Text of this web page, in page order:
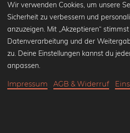
Wandbilder ab14,90 €
Wir verwenden Cookies, um unsere
Sicherheit zu verbessern und
anzuzeigen. Mit „Akzeptieren“
Datenverarbeitung und der
zu. Deine Einstellungen kannst du
anpassen.
Impressum AGB & Widerruf